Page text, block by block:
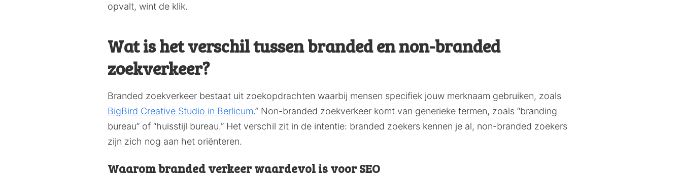
opvalt, wint de klik.
Wat is het verschil tussen branded en non-branded
zoekverkeer?
Branded zoekverkeer bestaat uit zoekopdrachten waarbij mensen specifiek jouw merknaam gebruiken, zoals
BigBird Creative Studio in Berlicum.” Non-branded zoekverkeer komt van generieke termen, zoals “branding
bureau” of “huisstijl bureau.” Het verschil zit in de intentie: branded zoekers kennen je al, non-branded zoekers
zijn zich nog aan het oriënteren.
Waarom branded verkeer waardevol is voor SEO